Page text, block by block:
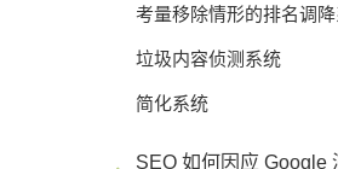
考量移除情形的排名调
垃圾内容侦测系统
简化系统
SEO 如何因应 Google